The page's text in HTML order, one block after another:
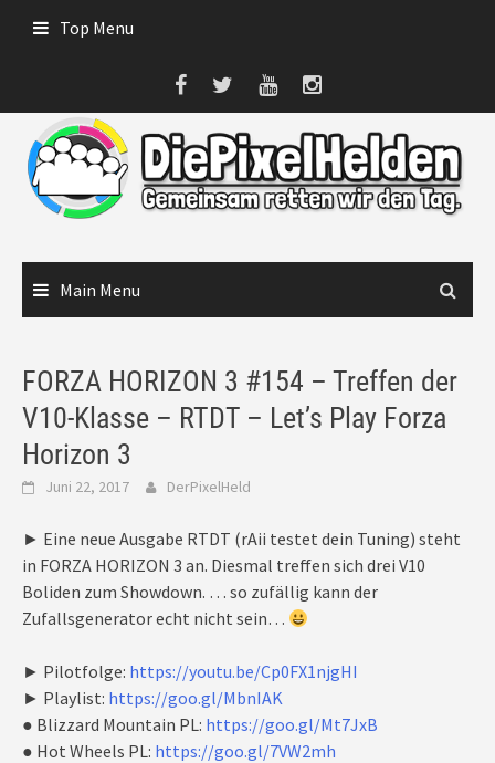
Top Menu
Main Menu
FORZA HORIZON 3 #154 – Treffen der
V10-Klasse – RTDT – Let’s Play Forza
Horizon 3
Juni 22, 2017 DerPixelHeld
► Eine neue Ausgabe RTDT (rAii testet dein Tuning) steht
in FORZA HORIZON 3 an. Diesmal treffen sich drei V10
Boliden zum Showdown. … so zufällig kann der
Zufallsgenerator echt nicht sein…
► Pilotfolge: https://youtu.be/Cp0FX1njgHI
► Playlist: https://goo.gl/MbnIAK
● Blizzard Mountain PL: https://goo.gl/Mt7JxB
● Hot Wheels PL: https://goo.gl/7VW2mh